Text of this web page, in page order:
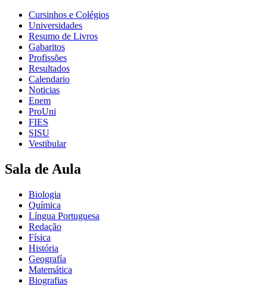
Cursinhos e Colégios
Universidades
Resumo de Livros
Gabaritos
Profissões
Resultados
Calendario
Noticias
Enem
ProUni
FIES
SISU
Vestibular
Sala de Aula
Biologia
Química
Língua Portuguesa
Redação
Física
História
Geografía
Matemática
Biografias